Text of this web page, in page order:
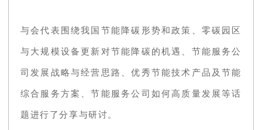
与会代表围绕我国节能降碳形势和政策、零碳园区
与大规模设备更新对节能降碳的机遇、节能服务公
司发展战略与经营思路、优秀节能技术产品及节能
综合服务方案、节能服务公司如何高质量发展等话
题进行了分享与研讨。